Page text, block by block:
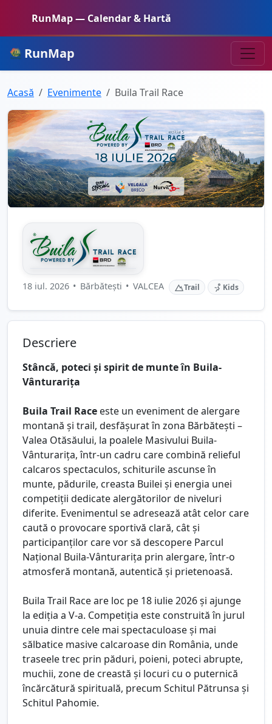
RunMap — Calendar & Hartă
RunMap
Acasă Evenimente Buila Trail Race
18 iul. 2026 • Bărbătești • VALCEA Trail Kids
Descriere
Stâncă, poteci și spirit de munte în Buila-
Vânturarița
Buila Trail Race este un eveniment de alergare
montană și trail, desfășurat în zona Bărbătești –
Valea Otăsăului, la poalele Masivului Buila-
Vânturarița, într-un cadru care combină relieful
calcaros spectaculos, schiturile ascunse în
munte, pădurile, creasta Builei și energia unei
competiții dedicate alergătorilor de niveluri
diferite. Evenimentul se adresează atât celor care
caută o provocare sportivă clară, cât și
participanților care vor să descopere Parcul
Național Buila-Vânturarița prin alergare, într-o
atmosferă montană, autentică și prietenoasă.
Buila Trail Race are loc pe 18 iulie 2026 și ajunge
la ediția a V-a. Competiția este construită în jurul
unuia dintre cele mai spectaculoase și mai
sălbatice masive calcaroase din România, unde
traseele trec prin păduri, poieni, poteci abrupte,
muchii, zone de creastă și locuri cu o puternică
încărcătură spirituală, precum Schitul Pătrunsa și
Schitul Pahomie.